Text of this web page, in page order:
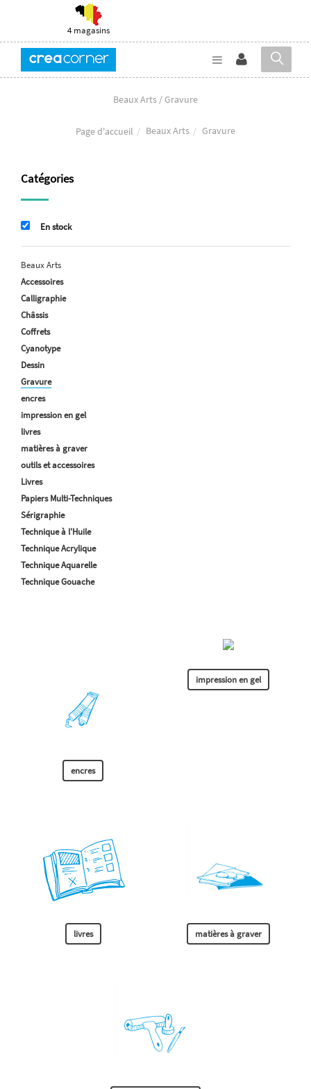
4 magasins
Beaux Arts / Gravure
Page d'accueil Beaux Arts Gravure
Catégories
En stock
Beaux Arts
Accessoires
Calligraphie
Châssis
Coffrets
Cyanotype
Dessin
Gravure
encres
impression en gel
livres
matières à graver
outils et accessoires
Livres
Papiers Multi-Techniques
Sérigraphie
Technique à l'Huile
Technique Acrylique
Technique Aquarelle
Technique Gouache
encres
impression en gel
livres matières à graver